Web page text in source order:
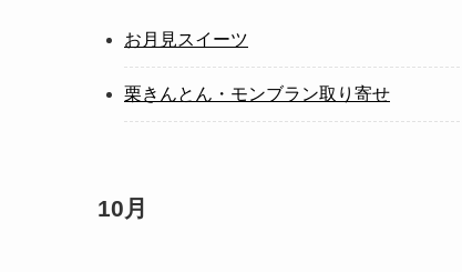
お月見スイーツ
栗きんとん・モンブラン取り寄せ
10月